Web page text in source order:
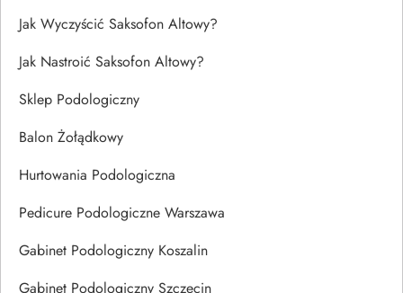
Jak Wyczyścić Saksofon Altowy?
Jak Nastroić Saksofon Altowy?
Sklep Podologiczny
Balon Żołądkowy
Hurtowania Podologiczna
Pedicure Podologiczne Warszawa
Gabinet Podologiczny Koszalin
Gabinet Podologiczny Szczecin